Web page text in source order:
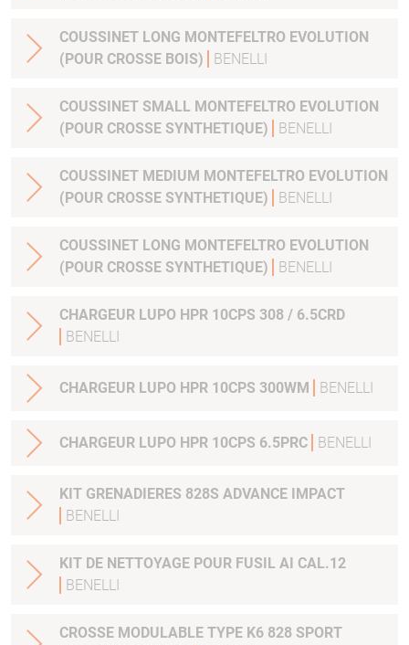
COUSSINET LONG MONTEFELTRO EVOLUTION
(POUR CROSSE BOIS)
BENELLI
COUSSINET SMALL MONTEFELTRO EVOLUTION
(POUR CROSSE SYNTHETIQUE)
BENELLI
COUSSINET MEDIUM MONTEFELTRO EVOLUTION
(POUR CROSSE SYNTHETIQUE)
BENELLI
COUSSINET LONG MONTEFELTRO EVOLUTION
(POUR CROSSE SYNTHETIQUE)
BENELLI
CHARGEUR LUPO HPR 10CPS 308 / 6.5CRD
BENELLI
CHARGEUR LUPO HPR 10CPS 300WM BENELLI
CHARGEUR LUPO HPR 10CPS 6.5PRC BENELLI
KIT GRENADIERES 828S ADVANCE IMPACT
BENELLI
KIT DE NETTOYAGE POUR FUSIL AI CAL.12
BENELLI
CROSSE MODULABLE TYPE K6 828 SPORT